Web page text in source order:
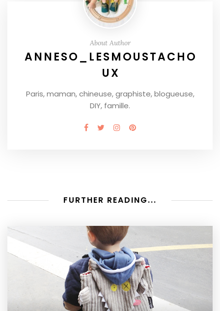
About Author
ANNESO_LESMOUSTACHO
UX
Paris, maman, chineuse, graphiste, blogueuse,
DIY, famille.
FURTHER READING...